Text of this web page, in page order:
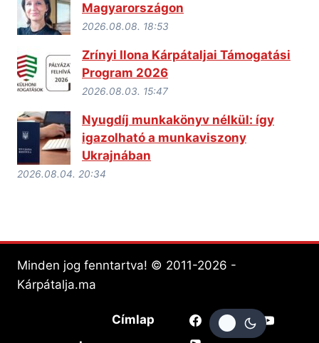
Magyarországon
2026.08.08. 18:53
Zrínyi Ilona Kárpátaljai Támogatási
Program 2026
2026.08.03. 15:47
Nyugdíj munkakönyv nélkül: így
igazolható a munkaviszony
Ukrajnában
2026.08.04. 20:34
Minden jog fenntartva! © 2011-2026 -
Kárpátalja.ma
Címlap